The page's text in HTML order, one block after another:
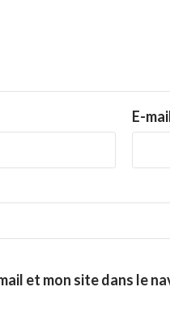
E-
et mon site dans le